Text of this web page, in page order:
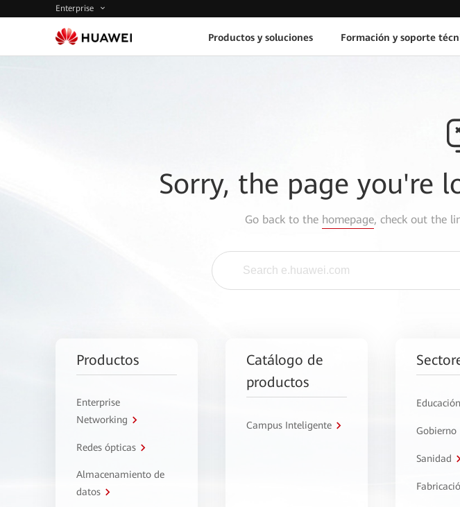
Enterprise
Productos y soluciones Formación y soporte
Sorry, the page you're
Go back to the homepage, check out the
Productos
Enterprise
Networking
Redes ópticas
Almacenamiento de
datos
Catálogo de
productos
Campus Inteligente
Educación
Gobierno
Sanidad